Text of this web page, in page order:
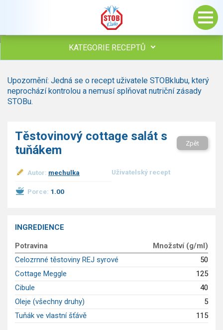
KATEGORIE RECEPTŮ
Polévky
Studená kuchyně
Bezmasé a zeleninové
Saláty
Dezerty
Nápoje
GLP-1 recepty
Upozornění: Jedná se o recept uživatele STOBklubu, který
neprochází kontrolou a nemusí splňovat nutriční zásady
STOBu.
Těstovinový cottage salát s
tuňákem
Zpět
Autor: mechulka Uživatelský recept
Porce: 1.00
INGREDIENCE
Potravina
Množství (g/ml)
Celozrnné těstoviny REJ syrové
50
Cottage Meggle
125
Cibule
40
Oleje (všechny druhy)
5
Tuňák ve vlastní šťávě
115